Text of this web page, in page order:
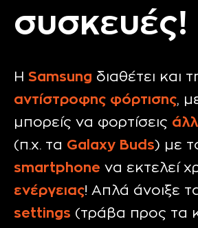
συσκευές!
Η Samsung διαθέτει και
αντίστροφης φόρτισης,
μπορείς να φορτίσεις
(π.χ. τα Galaxy Buds) με
smartphone να εκτελεί
ενέργειας! Απλά άνοιξε
settings (τράβα προς τα